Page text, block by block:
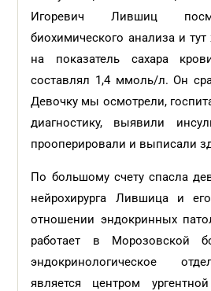
Игоревич Лившиц
биохимического анализа и
на показатель сахара
составлял 1,4 ммоль/л. Он
Девочку мы осмотрели,
диагностику, выявили
прооперировали и выписали
По большому счету спасла
нейрохирурга Лившица и
отношении эндокринных
работает в Морозовской
эндокринологическое
является центром